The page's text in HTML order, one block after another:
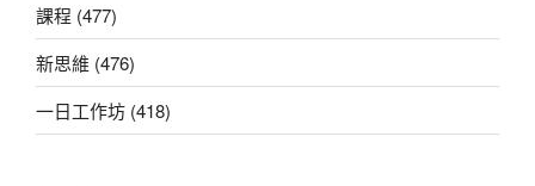
課程 (477)
新思維 (476)
一日工作坊 (418)